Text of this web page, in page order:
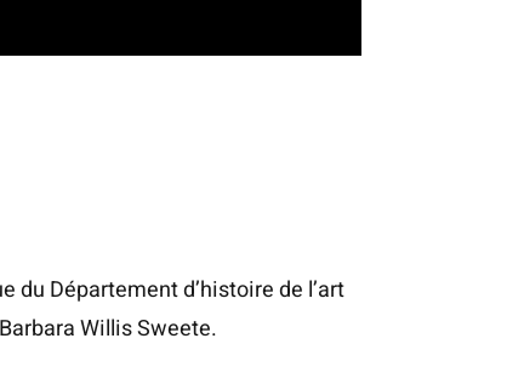
Dépar­te­ment d’his­toire de l’art
Willis Sweete.